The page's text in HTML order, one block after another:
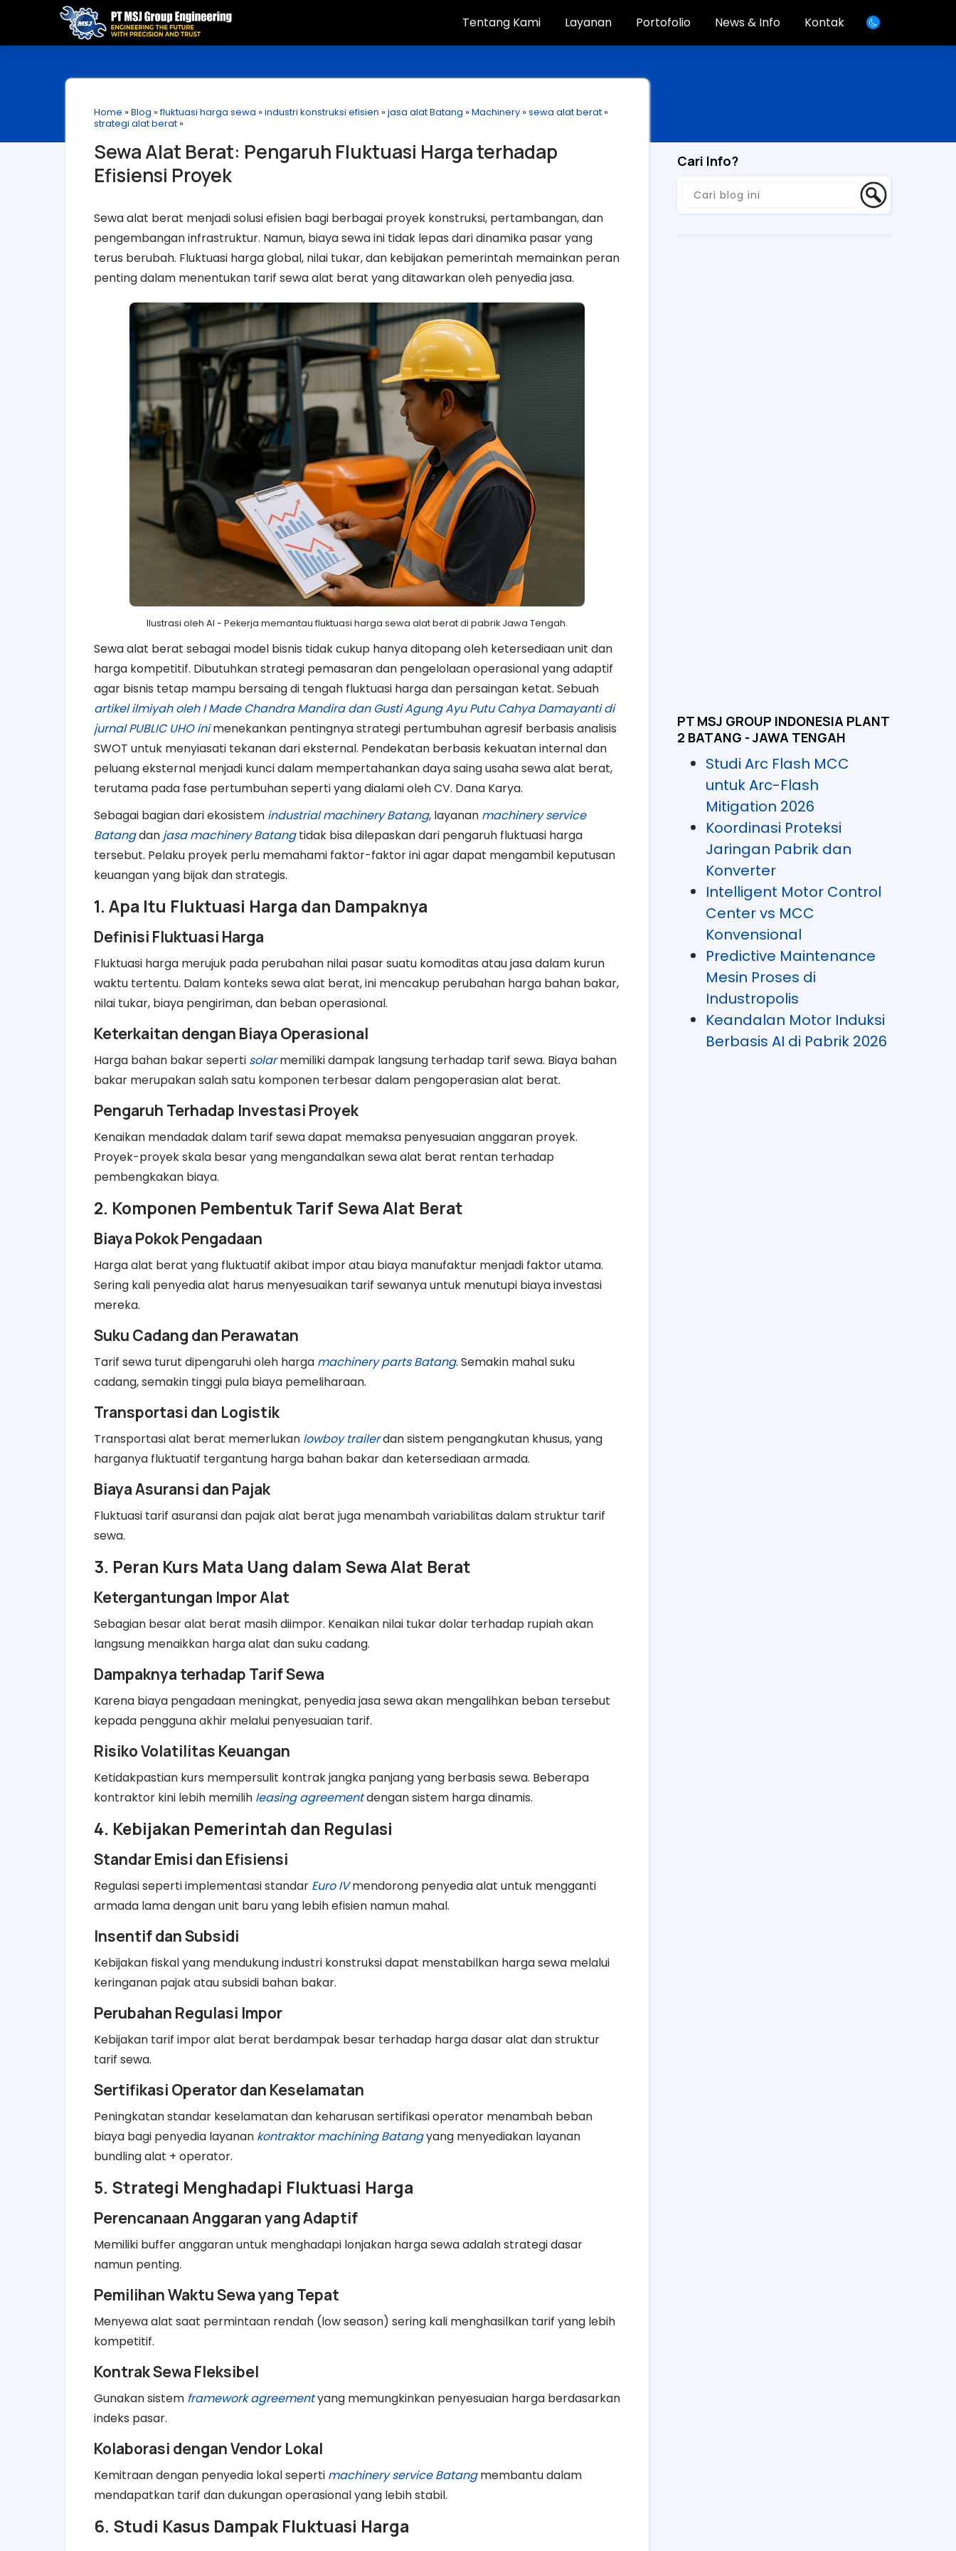
Tentang Kami Layanan Portofolio News & Info Kontak
Home »Blog »fluktuasi harga sewa »industri konstruksi efisien »jasa alat Batang »Machinery »sewa alat berat »
strategi alat berat »
Sewa Alat Berat: Pengaruh Fluktuasi Harga terhadap
Efisiensi Proyek
Sewa alat berat menjadi solusi efisien bagi berbagai proyek konstruksi, pertambangan, dan
pengembangan infrastruktur. Namun, biaya sewa ini tidak lepas dari dinamika pasar yang
terus berubah. Fluktuasi harga global, nilai tukar, dan kebijakan pemerintah memainkan peran
penting dalam menentukan tarif sewa alat berat yang ditawarkan oleh penyedia jasa.
Ilustrasi oleh AI - Pekerja memantau fluktuasi harga sewa alat berat di pabrik Jawa Tengah.
Sewa alat berat sebagai model bisnis tidak cukup hanya ditopang oleh ketersediaan unit dan
harga kompetitif. Dibutuhkan strategi pemasaran dan pengelolaan operasional yang adaptif
agar bisnis tetap mampu bersaing di tengah fluktuasi harga dan persaingan ketat. Sebuah
artikel ilmiyah oleh I Made Chandra Mandira dan Gusti Agung Ayu Putu Cahya Damayanti di
jurnal PUBLIC UHO inimenekankan pentingnya strategi pertumbuhan agresif berbasis analisis
SWOT untuk menyiasati tekanan dari eksternal. Pendekatan berbasis kekuatan internal dan
peluang eksternal menjadi kunci dalam mempertahankan daya saing usaha sewa alat berat,
terutama pada fase pertumbuhan seperti yang dialami oleh CV. Dana Karya.
Sebagai bagian dari ekosistem industrial machinery Batang, layanan machinery service
Batangdan jasa machinery Batangtidak bisa dilepaskan dari pengaruh fluktuasi harga
tersebut. Pelaku proyek perlu memahami faktor-faktor ini agar dapat mengambil keputusan
keuangan yang bijak dan strategis.
1. Apa Itu Fluktuasi Harga dan Dampaknya
Definisi Fluktuasi Harga
Fluktuasi harga merujuk pada perubahan nilai pasar suatu komoditas atau jasa dalam kurun
waktu tertentu. Dalam konteks sewa alat berat, ini mencakup perubahan harga bahan bakar,
nilai tukar, biaya pengiriman, dan beban operasional.
Keterkaitan dengan Biaya Operasional
Harga bahan bakar seperti solarmemiliki dampak langsung terhadap tarif sewa. Biaya bahan
bakar merupakan salah satu komponen terbesar dalam pengoperasian alat berat.
Pengaruh Terhadap Investasi Proyek
Kenaikan mendadak dalam tarif sewa dapat memaksa penyesuaian anggaran proyek.
Proyek-proyek skala besar yang mengandalkan sewa alat berat rentan terhadap
pembengkakan biaya.
2. Komponen Pembentuk Tarif Sewa Alat Berat
Biaya Pokok Pengadaan
Harga alat berat yang fluktuatif akibat impor atau biaya manufaktur menjadi faktor utama.
Sering kali penyedia alat harus menyesuaikan tarif sewanya untuk menutupi biaya investasi
mereka.
Suku Cadang dan Perawatan
Tarif sewa turut dipengaruhi oleh harga machinery parts Batang. Semakin mahal suku
cadang, semakin tinggi pula biaya pemeliharaan.
Transportasi dan Logistik
Transportasi alat berat memerlukan lowboy trailerdan sistem pengangkutan khusus, yang
harganya fluktuatif tergantung harga bahan bakar dan ketersediaan armada.
Biaya Asuransi dan Pajak
Fluktuasi tarif asuransi dan pajak alat berat juga menambah variabilitas dalam struktur tarif
sewa.
3. Peran Kurs Mata Uang dalam Sewa Alat Berat
Ketergantungan Impor Alat
Sebagian besar alat berat masih diimpor. Kenaikan nilai tukar dolar terhadap rupiah akan
langsung menaikkan harga alat dan suku cadang.
Dampaknya terhadap Tarif Sewa
Karena biaya pengadaan meningkat, penyedia jasa sewa akan mengalihkan beban tersebut
kepada pengguna akhir melalui penyesuaian tarif.
Risiko Volatilitas Keuangan
Ketidakpastian kurs mempersulit kontrak jangka panjang yang berbasis sewa. Beberapa
kontraktor kini lebih memilih leasing agreementdengan sistem harga dinamis.
4. Kebijakan Pemerintah dan Regulasi
Standar Emisi dan Efisiensi
Regulasi seperti implementasi standar Euro IVmendorong penyedia alat untuk mengganti
armada lama dengan unit baru yang lebih efisien namun mahal.
Insentif dan Subsidi
Kebijakan fiskal yang mendukung industri konstruksi dapat menstabilkan harga sewa melalui
keringanan pajak atau subsidi bahan bakar.
Perubahan Regulasi Impor
Kebijakan tarif impor alat berat berdampak besar terhadap harga dasar alat dan struktur
tarif sewa.
Sertifikasi Operator dan Keselamatan
Peningkatan standar keselamatan dan keharusan sertifikasi operator menambah beban
biaya bagi penyedia layanan kontraktor machining Batangyang menyediakan layanan
bundling alat + operator.
5. Strategi Menghadapi Fluktuasi Harga
Perencanaan Anggaran yang Adaptif
Memiliki buffer anggaran untuk menghadapi lonjakan harga sewa adalah strategi dasar
namun penting.
Pemilihan Waktu Sewa yang Tepat
Menyewa alat saat permintaan rendah (low season) sering kali menghasilkan tarif yang lebih
kompetitif.
Kontrak Sewa Fleksibel
Gunakan sistem framework agreementyang memungkinkan penyesuaian harga berdasarkan
indeks pasar.
Kolaborasi dengan Vendor Lokal
Kemitraan dengan penyedia lokal seperti machinery service Batangmembantu dalam
mendapatkan tarif dan dukungan operasional yang lebih stabil.
6. Studi Kasus Dampak Fluktuasi Harga
Cari Info?
PT MSJ GROUP INDONESIA PLANT
2 BATANG - JAWA TENGAH
Studi Arc Flash MCC
untuk Arc-Flash
Mitigation 2026
Koordinasi Proteksi
Jaringan Pabrik dan
Konverter
Intelligent Motor Control
Center vs MCC
Konvensional
Predictive Maintenance
Mesin Proses di
Industropolis
Keandalan Motor Induksi
Berbasis AI di Pabrik 2026